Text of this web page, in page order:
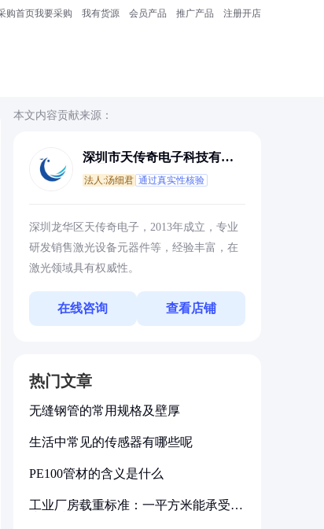
购首页我要采购 我有货源 会员产品 推广产品 注册开店
本文内容贡献来源：
深圳市天传奇电子科技有限
法人:汤细君 通过真实性核验
深圳龙华区天传奇电子，2013年成立，专业
研发销售激光设备元器件等，经验丰富，在
激光领域具有权威性。
在线咨询 查看店铺
热门文章
无缝钢管的常用规格及壁厚
生活中常见的传感器有哪些呢
PE100管材的含义是什么
工业厂房载重标准：一平方米能承受多